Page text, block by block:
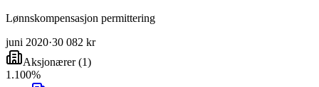
Lønnskompensasjon permittering
juni 2020·30 082 kr
Aksjonærer(1)
1 .100%